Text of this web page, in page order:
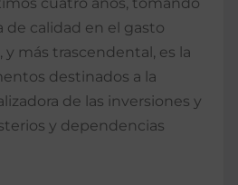
de calidad en el gasto
más trascendental, es la
destinados a la
de las inversiones y
y dependencias